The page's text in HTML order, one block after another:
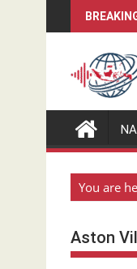
to
You are
Aston